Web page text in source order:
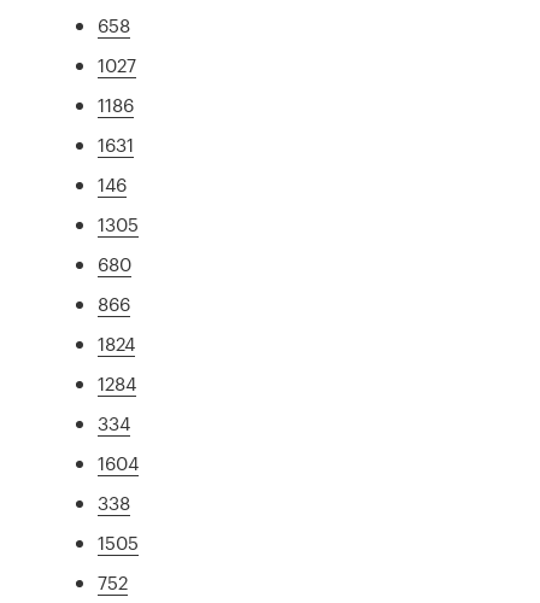
658
1027
1186
1631
146
1305
680
866
1824
1284
334
1604
338
1505
752